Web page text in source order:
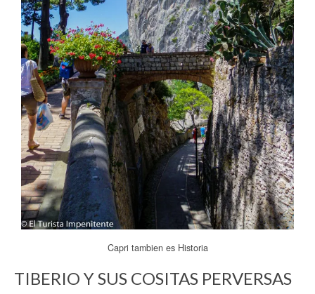
Capri tambien es Historia
TIBERIO Y SUS COSITAS PERVERSAS